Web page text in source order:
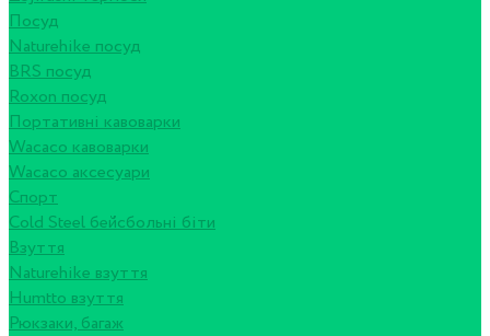
Посуд
Naturehike посуд
BRS посуд
Roxon посуд
Портативні кавоварки
Wacaco кавоварки
Wacaco аксесуари
Спорт
Cold Steel бейсбольні біти
Взуття
Naturehike взуття
Humtto взуття
Рюкзаки, багаж